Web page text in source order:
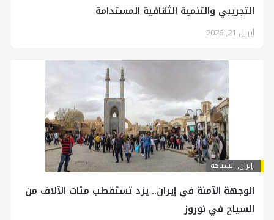
التجريبي والتنمية الثقافية المستدامة
أبريل 21, 2026
إيران, السياحة
الوجهة الآمنة في إيران.. يزد تستقطب مئات الآلاف من
السياح في نوروز